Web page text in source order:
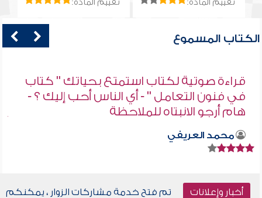
تقييم المادة: تقييم المادة:
الكتاب المسموع
قراءة صوتية لكتاب استمتع بحياتك " كتاب
في فنون التعامل " - أي الناس أحب إليك ؟ -
هام أرجو الانبتاه للملاحظة
محمد العريفي
أخبار وإعلانات
تم فتح خدمة مشاركات الزوار ، يمكنكم